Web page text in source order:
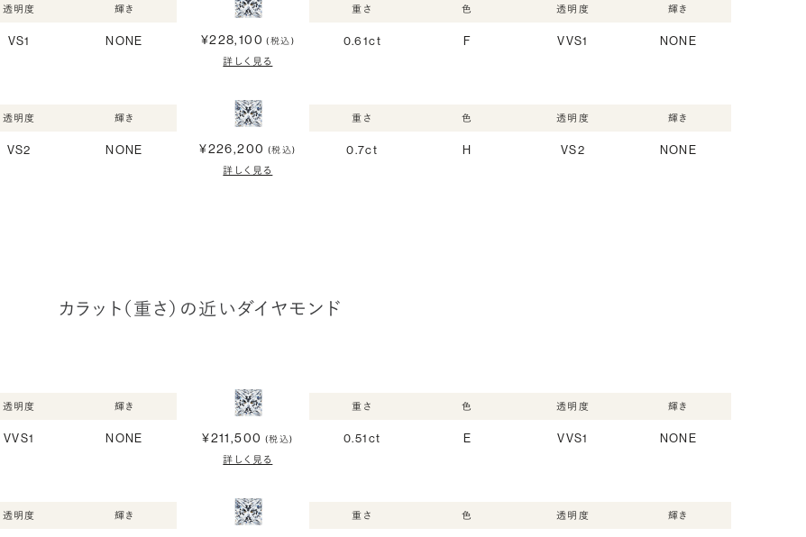
透明度
VS1
輝き
NONE ¥228,100 (税込)
詳しく見る
重さ
0.61ct
色
F
透明度
VVS1
輝き
NONE
透明度
VS2
輝き
NONE ¥226,200 (税込)
詳しく見る
重さ
0.7ct
色
H
透明度
VS2
輝き
NONE
カラット（重さ）の近いダイヤモンド
透明度
VVS1
輝き
NONE ¥211,500 (税込)
詳しく見る
重さ
0.51ct
色
E
透明度
VVS1
輝き
NONE
透明度 輝き 重さ 色 透明度 輝き